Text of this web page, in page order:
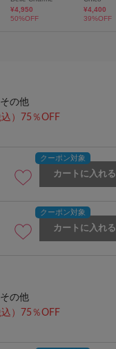
の他
）75％OFF
カートに入れる
カートに入れる
の他
）75％OFF